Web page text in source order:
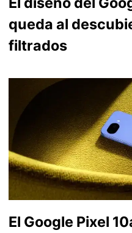
queda al
filtrados
El Google Pixel